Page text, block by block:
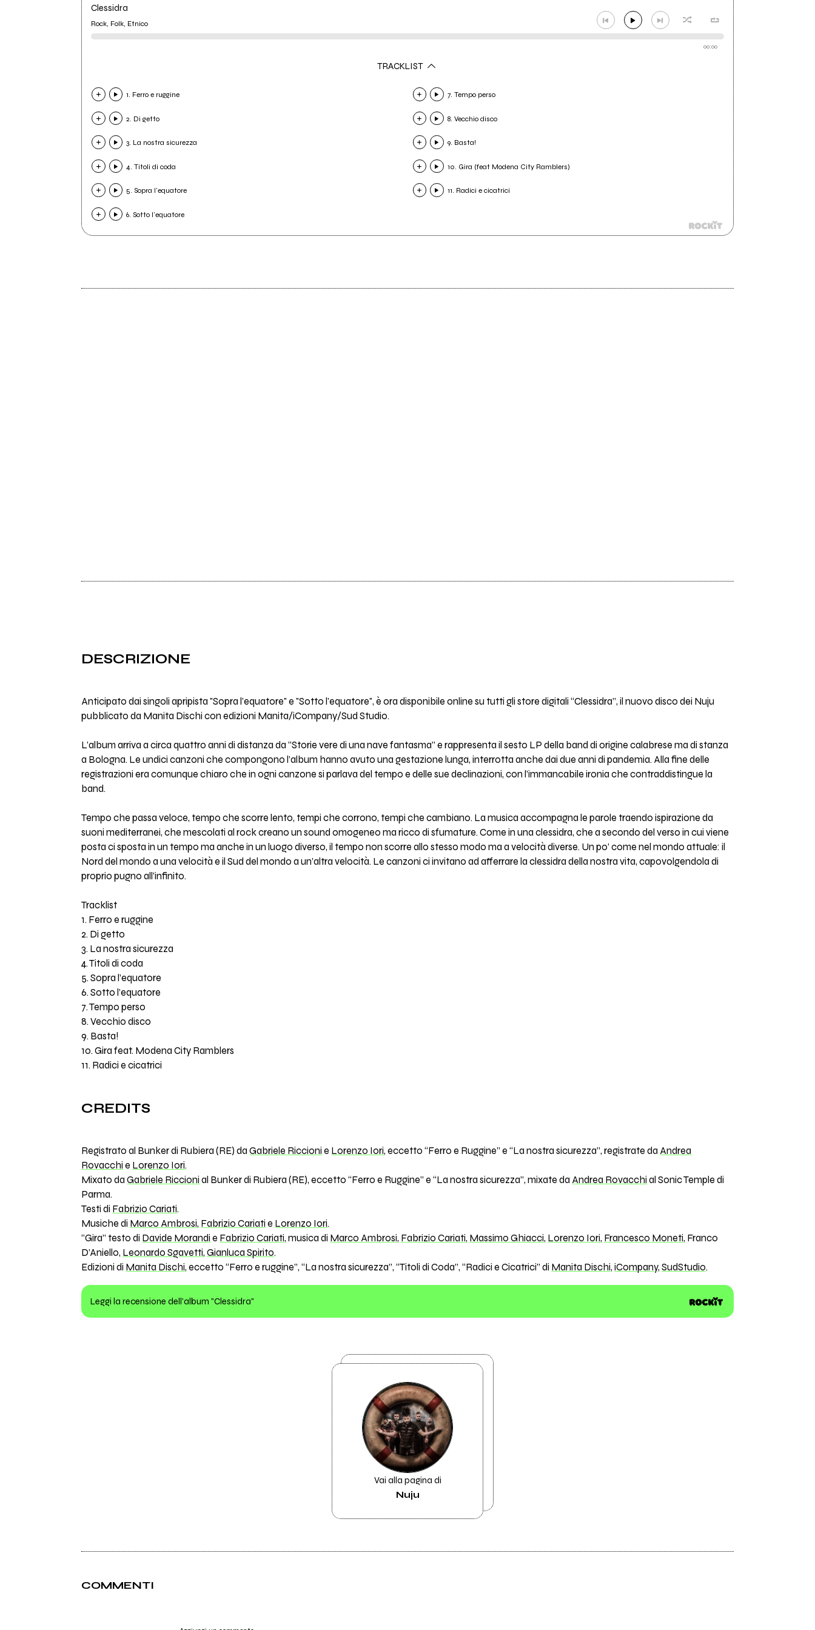
Clessidra
Rock, Folk, Etnico
00:00
TRACKLIST
1. Ferro e ruggine
2. Di getto
3. La nostra sicurezza
4. Titoli di coda
5. Sopra l'equatore
6. Sotto l'equatore
7. Tempo perso
8. Vecchio disco
9. Basta!
10. Gira (feat Modena City Ramblers)
11. Radici e cicatrici
DESCRIZIONE
Anticipato dai singoli apripista "Sopra l'equatore" e "Sotto l'equatore", è ora disponibile online su tutti gli store digitali “Clessidra”, il nuovo disco dei Nuju
pubblicato da Manita Dischi con edizioni Manita/iCompany/Sud Studio.
L’album arriva a circa quattro anni di distanza da “Storie vere di una nave fantasma” e rappresenta il sesto LP della band di origine calabrese ma di stanza
a Bologna. Le undici canzoni che compongono l’album hanno avuto una gestazione lunga, interrotta anche dai due anni di pandemia. Alla fine delle
registrazioni era comunque chiaro che in ogni canzone si parlava del tempo e delle sue declinazioni, con l’immancabile ironia che contraddistingue la
band.
Tempo che passa veloce, tempo che scorre lento, tempi che corrono, tempi che cambiano. La musica accompagna le parole traendo ispirazione da
suoni mediterranei, che mescolati al rock creano un sound omogeneo ma ricco di sfumature. Come in una clessidra, che a secondo del verso in cui viene
posta ci sposta in un tempo ma anche in un luogo diverso, il tempo non scorre allo stesso modo ma a velocità diverse. Un po’ come nel mondo attuale: il
Nord del mondo a una velocità e il Sud del mondo a un’altra velocità. Le canzoni ci invitano ad afferrare la clessidra della nostra vita, capovolgendola di
proprio pugno all’infinito.
Tracklist
1. Ferro e ruggine
2. Di getto
3. La nostra sicurezza
4. Titoli di coda
5. Sopra l’equatore
6. Sotto l’equatore
7. Tempo perso
8. Vecchio disco
9. Basta!
10. Gira feat. Modena City Ramblers
11. Radici e cicatrici
CREDITS
Registrato al Bunker di Rubiera (RE) daGabriele Riccioni e Lorenzo Iori, eccetto “Ferro e Ruggine” e “La nostra sicurezza”, registrate da Andrea
Rovacchi e Lorenzo Iori.
Mixato daGabriele Riccioni al Bunker di Rubiera (RE), eccetto “Ferro e Ruggine” e “La nostra sicurezza”, mixate da Andrea Rovacchi al Sonic Temple di
Parma.
Testi di Fabrizio Cariati.
Musiche di Marco Ambrosi, Fabrizio Cariati e Lorenzo Iori.
“Gira” testo di Davide Morandi e Fabrizio Cariati, musica di Marco Ambrosi, Fabrizio Cariati, Massimo Ghiacci, Lorenzo Iori, Francesco Moneti, Franco
D’Aniello, Leonardo Sgavetti,Gianluca Spirito.
Edizioni di Manita Dischi, eccetto “Ferro e ruggine”, “La nostra sicurezza”, “Titoli di Coda”, “Radici e Cicatrici” di Manita Dischi,iCompany,SudStudio.
Leggi la recensione dell'album "Clessidra"
Vai alla pagina di
Nuju
COMMENTI